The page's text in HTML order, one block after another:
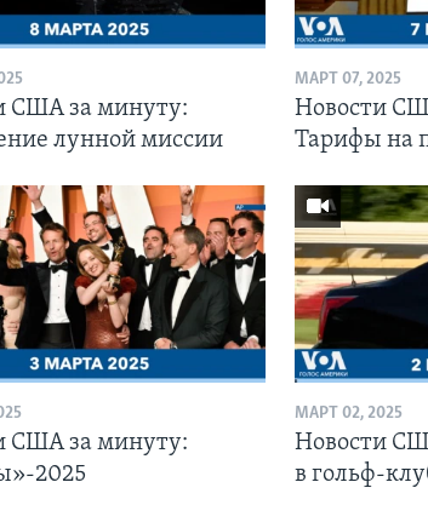
США за минуту:
лунной миссии
МАРТ 07, 2025
Новости
Тарифы на
США за минуту:
2025
МАРТ 02, 2025
Новости
в гольф-